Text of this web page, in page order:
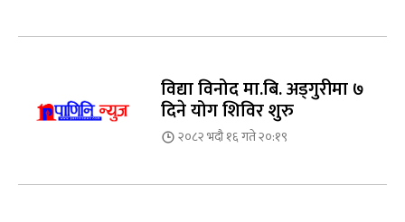
विद्या विनोद मा.बि. अड्गुरीमा ७
दिने योग शिविर शुरु
२०८२ भदौ १६ गते २०:१९